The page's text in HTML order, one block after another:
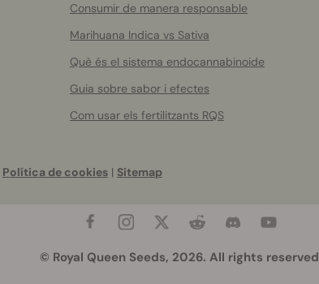
Consumir de manera responsable
Marihuana Indica vs Sativa
Què és el sistema endocannabinoide
Guia sobre sabor i efectes
Com usar els fertilitzants RQS
Política de cookies | Sitemap
© Royal Queen Seeds, 2026. All rights reserved